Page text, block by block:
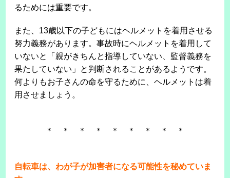
るためには重要です。
また、13歳以下の子どもにはヘルメットを着用させる
努力義務があります。事故時にヘルメットを着用して
いないと「親がきちんと指導していない、監督義務を
果たしていない」と判断されることがあるようです。
何よりもお子さんの命を守るために、ヘルメットは着
用させましょう。
＊ ＊ ＊ ＊ ＊ ＊ ＊ ＊ ＊
自転車は、わが子が加害者になる可能性を秘めていま